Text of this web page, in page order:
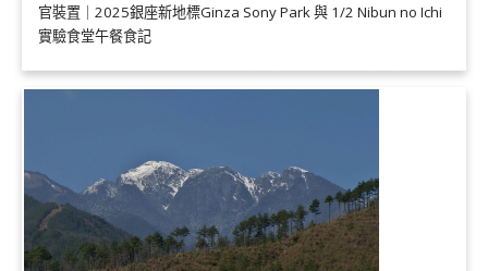
官裝置｜2025銀座新地標Ginza Sony Park 與 1/2 Nibun no Ichi
實驗食堂午餐食記